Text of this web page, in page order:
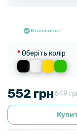
В наявності
Оберіть колір
552 грн649